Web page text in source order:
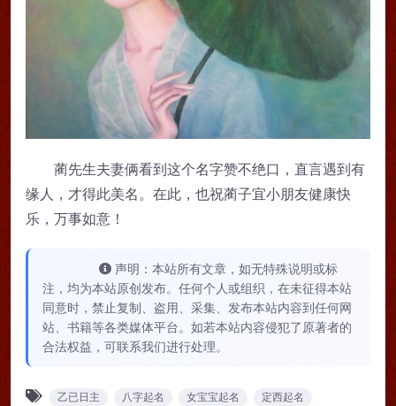
蔺先生夫妻俩看到这个名字赞不绝口，直言遇到有
缘人，才得此美名。在此，也祝蔺子宜小朋友健康快
乐，万事如意！
声明：本站所有文章，如无特殊说明或标
注，均为本站原创发布。任何个人或组织，在未征得本站
同意时，禁止复制、盗用、采集、发布本站内容到任何网
站、书籍等各类媒体平台。如若本站内容侵犯了原著者的
合法权益，可联系我们进行处理。
乙已日主 八字起名 女宝宝起名
定西起名